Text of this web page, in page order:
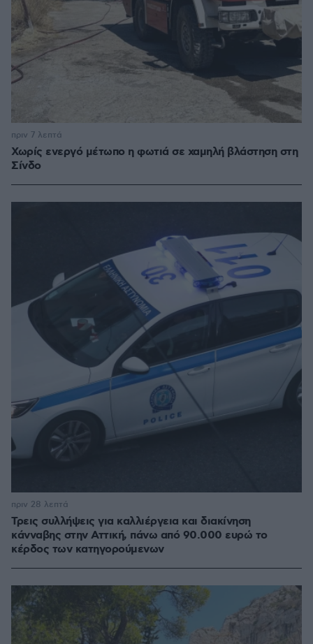
Χωρίς ενεργό μέτωπο η φωτιά σε χαμηλή βλάστηση στη
Σίνδο
πριν 7 λεπτά
Τρεις συλλήψεις για καλλιέργεια και διακίνηση
κάνναβης στην Αττική, πάνω από 90.000 ευρώ το
κέρδος των κατηγορούμενων
πριν 28 λεπτά